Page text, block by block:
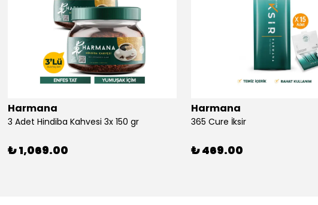
Harmana
3 Adet Hindiba Kahvesi 3x 150 gr
₺ 1,069.00
Harmana
365 Cure İksir
₺ 469.00